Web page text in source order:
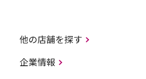
他の店舗を探す
企業情報